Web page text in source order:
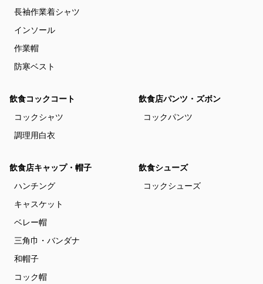
長袖作業着シャツ
インソール
作業帽
防寒ベスト
飲食コックコート
コックシャツ
調理用白衣
飲食店パンツ・ズボン
コックパンツ
飲食店キャップ・帽子
ハンチング
キャスケット
ベレー帽
三角巾・バンダナ
和帽子
コック帽
飲食シューズ
コックシューズ